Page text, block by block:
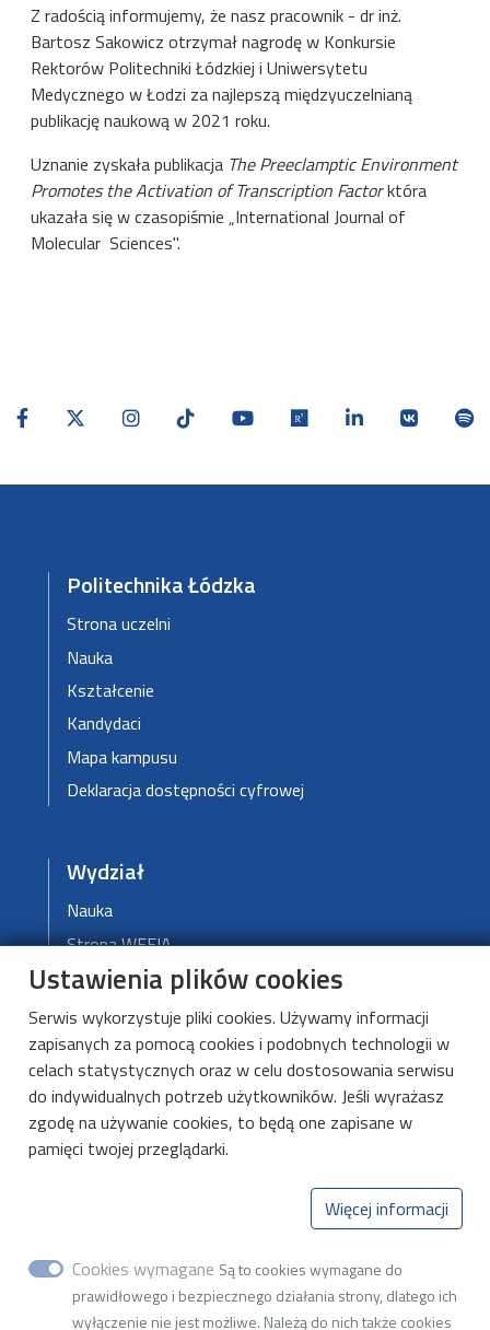
Z radością informujemy, że nasz pracownik - dr inż.
Bartosz Sakowicz otrzymał nagrodę w Konkursie
Rektorów Politechniki Łódzkiej i Uniwersytetu
Medycznego w Łodzi za najlepszą międzyuczelnianą
publikację naukową w 2021 roku.
Uznanie zyskała publikacja The Preeclamptic Environment
Promotes the Activation of Transcription Factorktóra
ukazała się w czasopiśmie „International Journal of
Molecular Sciences".
Katedra Mikroelektroniki i Technik
Informatycznych
Politechnika Łódzka
Strona uczelni
Nauka
Kształcenie
Kandydaci
Mapa kampusu
Deklaracja dostępności cyfrowej
Wydział
Nauka
Strona WEEIA
Władze Wydziału
DMCS
O DMCS
Aktualności
Kształcenie
Ustawienia plików cookies
Serwis wykorzystuje pliki cookies. Używamy informacji
zapisanych za pomocą cookies i podobnych technologii w
celach statystycznych oraz w celu dostosowania serwisu
do indywidualnych potrzeb użytkowników. Jeśli wyrażasz
zgodę na używanie cookies, to będą one zapisane w
pamięci twojej przeglądarki.
Więcej informacji
Cookies wymagane Są to cookies wymagane do
prawidłowego i bezpiecznego działania strony, dlatego ich
wyłączenie nie jest możliwe. Należą do nich także cookies